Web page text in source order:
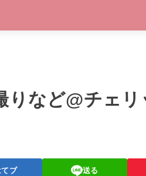
りなど@チェリ
てブ 送る